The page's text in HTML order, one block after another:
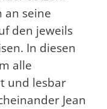
an seine
den jeweils
In diesen
alle
und lesbar
Jean